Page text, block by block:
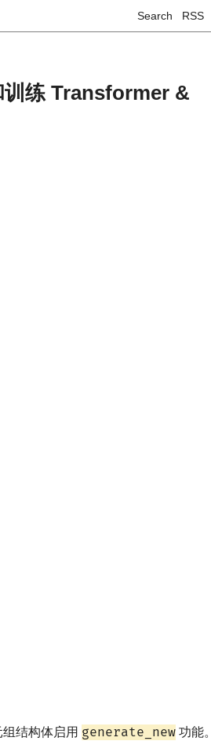
Search RSS
训练 Transformer &
结构体启用 generate_new 功能。